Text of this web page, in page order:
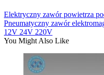
Elektryczny zawór powietrza
Pneumatyczny zawór
12V 24V 220V
You Might Also Like